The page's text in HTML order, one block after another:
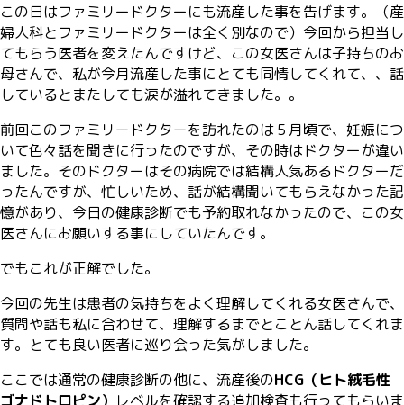
この日はファミリードクターにも流産した事を告げます。（産
婦人科とファミリードクターは全く別なので）今回から担当し
てもらう医者を変えたんですけど、この女医さんは子持ちのお
母さんで、私が今月流産した事にとても同情してくれて、、話
しているとまたしても涙が溢れてきました。。
前回このファミリードクターを訪れたのは５月頃で、妊娠につ
いて色々話を聞きに行ったのですが、その時はドクターが違い
ました。そのドクターはその病院では結構人気あるドクターだ
ったんですが、忙しいため、話が結構聞いてもらえなかった記
憶があり、今日の健康診断でも予約取れなかったので、この女
医さんにお願いする事にしていたんです。
でもこれが正解でした。
今回の先生は患者の気持ちをよく理解してくれる女医さんで、
質問や話も私に合わせて、理解するまでとことん話してくれま
す。とても良い医者に巡り会った気がしました。
ここでは通常の健康診断の他に、流産後のHCG（ヒト絨毛性
ゴナドトロピン） レベルを確認する追加検査も行ってもらいま